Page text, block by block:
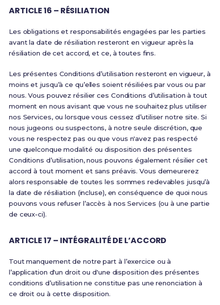
ARTICLE 16 – RÉSILIATION
Les obligations et responsabilités engagées par les parties
avant la date de résiliation resteront en vigueur après la
résiliation de cet accord, et ce, à toutes fins.
Les présentes Conditions d’utilisation resteront en vigueur, à
moins et jusqu’à ce qu’elles soient résiliées par vous ou par
nous. Vous pouvez résilier ces Conditions d’utilisation à tout
moment en nous avisant que vous ne souhaitez plus utiliser
nos Services, ou lorsque vous cessez d’utiliser notre site. Si
nous jugeons ou suspectons, à notre seule discrétion, que
vous ne respectez pas ou que vous n'avez pas respecté
une quelconque modalité ou disposition des présentes
Conditions d’utilisation, nous pouvons également résilier cet
accord à tout moment et sans préavis. Vous demeurerez
alors responsable de toutes les sommes redevables jusqu’à
la date de résiliation (incluse), en conséquence de quoi nous
pouvons vous refuser l’accès à nos Services (ou à une partie
de ceux-ci).
ARTICLE 17 – INTÉGRALITÉ DE L’ACCORD
Tout manquement de notre part à l’exercice ou à
l’application d'un droit ou d'une disposition des présentes
conditions d’utilisation ne constitue pas une renonciation à
ce droit ou à cette disposition.